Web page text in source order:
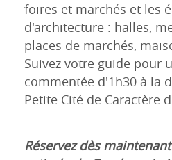
foires et marchés et les
d'architecture : halles,
places de marchés,
Suivez votre guide pour
commentée d'1h30 à la
Petite Cité de Caractère
Réservez dès